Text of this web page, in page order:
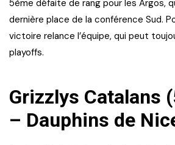
5ème défaite de rang pour les Argos,
dernière place de la conférence Sud.
victoire relance l’équipe, qui peut
playoffs.
Grizzlys Catalans
– Dauphins de